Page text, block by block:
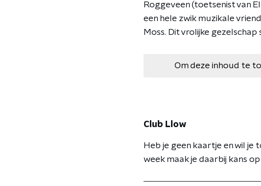
Roggeveen (toetsenist van
een hele zwik muzikale
Moss. Dit vrolijke
Om deze inhoud te
Club Llow
Heb je geen kaartje en wil je
week maak je daarbij kans